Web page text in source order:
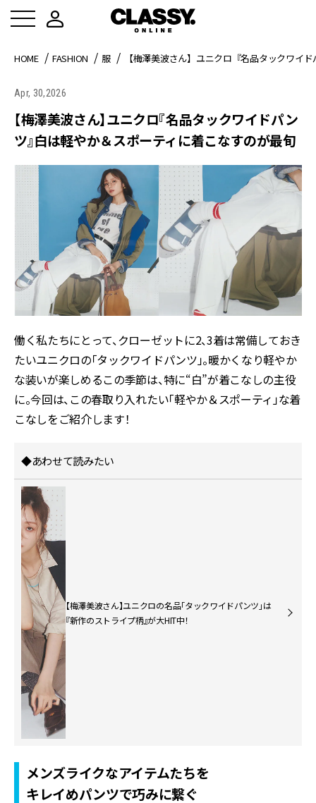
HOME FASHION 服 【梅澤美波さん】ユニクロ『名品タックワイ
Apr, 30,2026
【梅澤美波さん】ユニクロ『名品タックワイドパン
ツ』白は軽やか＆スポーティに着こなすのが最旬
働く私たちにとって、クローゼットに2、3着は常備しておき
たいユニクロの「タックワイドパンツ」。暖かくなり軽やか
な装いが楽しめるこの季節は、特に“白”が着こなしの主役
に。今回は、この春取り入れたい「軽やか＆スポーティ」な着
こなしをご紹介します！
◆あわせて読みたい
【梅澤美波さん】ユニクロの名品「タックワイドパンツ」は
『新作のストライプ柄』が大HIT中！
メンズライクなアイテムたちを
キレイめパンツで巧みに繋ぐ